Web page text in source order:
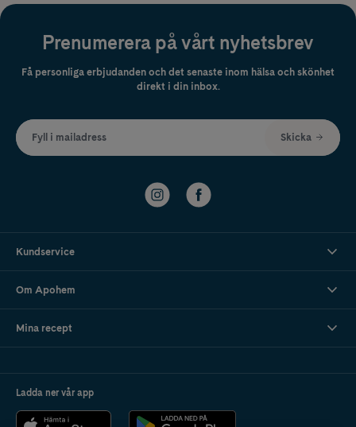
Prenumerera på vårt nyhetsbrev
Få personliga erbjudanden och det senaste inom hälsa och skönhet
direkt i din inbox.
Fyll i mailadress Skicka
Kundservice
Om Apohem
Mina recept
Ladda ner vår app